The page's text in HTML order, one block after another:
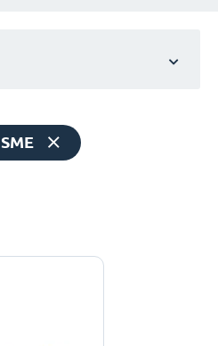
SME